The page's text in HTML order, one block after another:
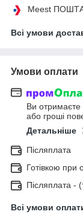
Meest
Всі умови
Умови оплати
Ви
або гроші
Детальніше
Післяплата
Готівкою при
Післяплата -
Всі умови